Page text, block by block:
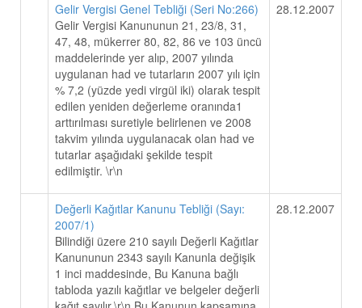
Gelir Vergisi Genel Tebliği (Seri No:266)
Gelir Vergisi Kanununun 21, 23/8, 31,
47, 48, mükerrer 80, 82, 86 ve 103 üncü
maddelerinde yer alıp, 2007 yılında
uygulanan had ve tutarların 2007 yılı için
% 7,2 (yüzde yedi virgül iki) olarak tespit
edilen yeniden değerleme oranında1
arttırılması suretiyle belirlenen ve 2008
takvim yılında uygulanacak olan had ve
tutarlar aşağıdaki şekilde tespit
edilmiştir. \r\n
28.12.2007
Değerli Kağıtlar Kanunu Tebliği (Sayı:
2007/1)
Bilindiği üzere 210 sayılı Değerli Kağıtlar
Kanununun 2343 sayılı Kanunla değişik
1 inci maddesinde, Bu Kanuna bağlı
tabloda yazılı kağıtlar ve belgeler değerli
28.12.2007